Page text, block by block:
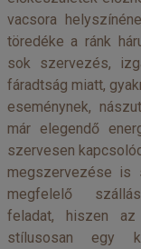
vacsora
töredéke a ránk
sok szervezés,
fáradtság miatt,
eseménynek,
már elegendő
szervesen
megszervezése is
megfelelő
feladat, hiszen az
stílusosan egy